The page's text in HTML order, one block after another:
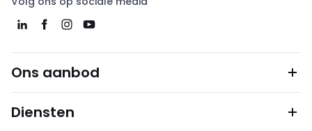
Ons aanbod
Diensten